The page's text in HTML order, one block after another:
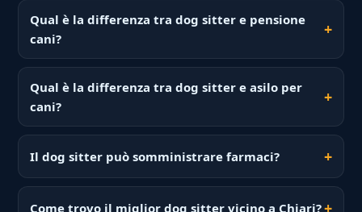
Qual è la differenza tra dog sitter e pensione
cani?
Qual è la differenza tra dog sitter e asilo per
cani?
Il dog sitter può somministrare farmaci?
Come trovo il miglior dog sitter vicino a Chiari?